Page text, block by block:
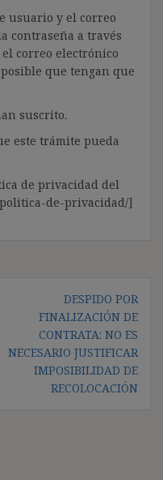
usuario y el correo
contraseña a través
correo electrónico
que tengan que
suscrito.
este trámite pueda
de privacidad del
de-privacidad/]
DESPIDO POR
FINALIZACIÓN DE
CONTRATA: NO ES
NECESARIO JUSTIFICAR
IMPOSIBILIDAD DE
RECOLOCACIÓN